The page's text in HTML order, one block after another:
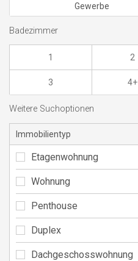
Gewerbe
Badezimmer
1 2
3 4+
Weitere Suchoptionen
Immobilientyp
Etagenwohnung
Wohnung
Penthouse
Duplex
Dachgeschosswohnung